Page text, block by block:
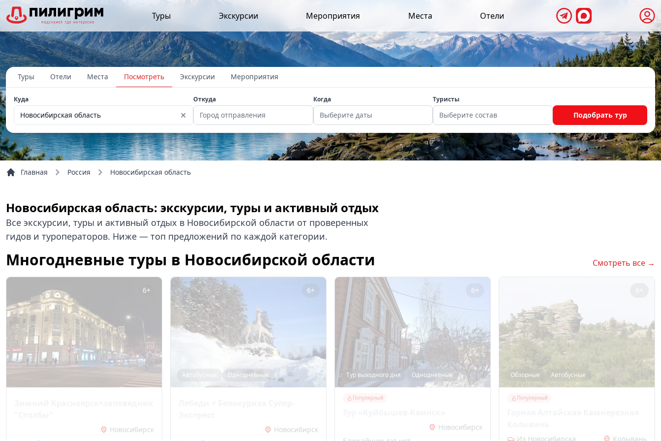
Туры Экскурсии Мероприятия Места Отели
Туры Отели Места Посмотреть Экскурсии Мероприятия
Куда
Новосибирская область ✕
Откуда
Город отправления
Когда
Выберите даты
Туристы
Выберите состав Подобрать тур
Главная Россия Новосибирская область
Новосибирская область: экскурсии, туры и активный отдых
Все экскурсии, туры и активный отдых в Новосибирской области от проверенных
гидов и туроператоров. Ниже — топ предложений по каждой категории.
Многодневные туры в Новосибирской области Смотреть все →
6+
Новосибирск
6+
Автобусные Однодневные
Новосибирск
6+
Тур выходного дня Однодневные
Популярный
Новосибирск
Обзорные Автобусные
Популярный
Из Новосибирска
Колывань